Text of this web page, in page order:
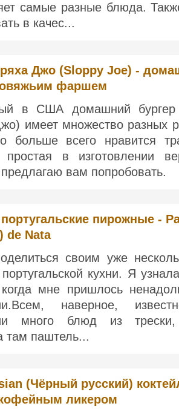
самые разные блюда.
в качес...
Джо (Sloppy Joe) -
фаршем
в США домашний бургер
имеет множество разных
больше всего нравится
простая в изготовлении
вам попробовать.
пирожные -
de Nata
своим уже
кухни. Я
мне пришлось
наверное,
много блюд из
там паштель...
(Чёрный русский)
ликером